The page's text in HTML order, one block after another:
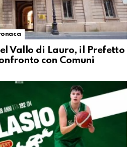
Vallo di Lauro, il Prefetto
con Comuni